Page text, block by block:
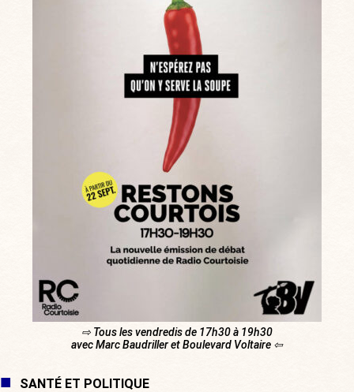
⇨ Tous les vendredis de 17h30 à 19h30
avec Marc Baudriller et Boulevard Voltaire ⇦
SANTÉ ET POLITIQUE